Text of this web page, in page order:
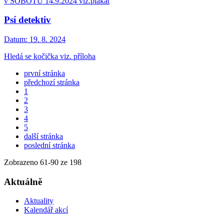
Psí detektiv
Datum: 19. 8. 2024
Hledá se kočička viz. příloha
první stránka
předchozí stránka
1
2
3
4
5
další stránka
poslední stránka
Zobrazeno 61-90 ze 198
Aktuálně
Aktuality
Kalendář akcí